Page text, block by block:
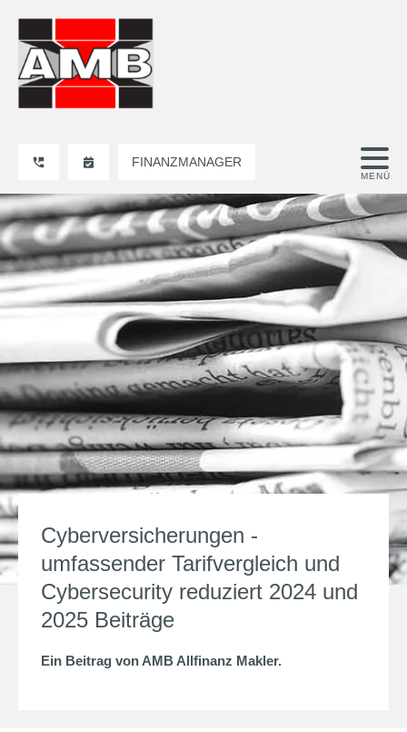
FINANZMANAGER
Cyberversicherungen -
umfassender Tarifvergleich und
Cybersecurity reduziert 2024 und
2025 Beiträge
Ein Beitrag von AMB Allfinanz Makler.